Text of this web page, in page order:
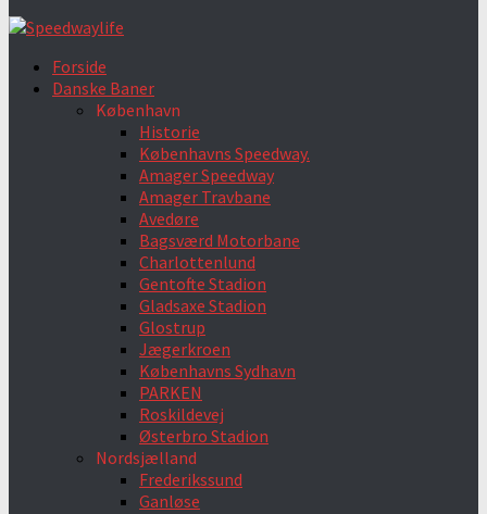
Forside
Danske Baner
København
Historie
Københavns Speedway.
Amager Speedway
Amager Travbane
Avedøre
Bagsværd Motorbane
Charlottenlund
Gentofte Stadion
Gladsaxe Stadion
Glostrup
Jægerkroen
Københavns Sydhavn
PARKEN
Roskildevej
Østerbro Stadion
Nordsjælland
Frederikssund
Ganløse